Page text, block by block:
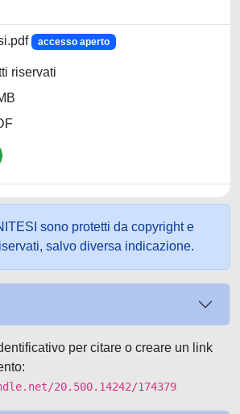
accesso aperto
riservati
sono protetti da copyright e
salvo diversa indicazione.
per citare o creare un link
20.500.14242/174379